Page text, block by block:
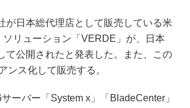
日本総代理店として販売している米
リューション「VERDE」が、日本
て公開されたと発表した。また、この
ンス化して販売する。
ーバー「System x」「BladeCenter」